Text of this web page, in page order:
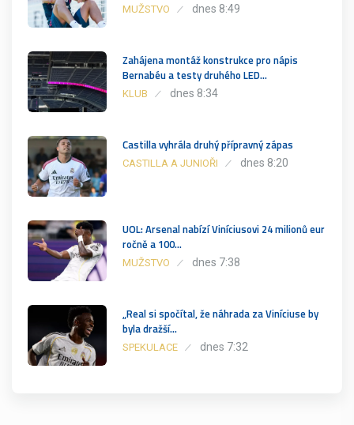
MUŽSTVO dnes 8:49
Zahájena montáž konstrukce pro nápis
Bernabéu a testy druhého LED…
KLUB dnes 8:34
Castilla vyhrála druhý přípravný zápas
CASTILLA A JUNIOŘI dnes 8:20
UOL: Arsenal nabízí Viníciusovi 24 milionů eur
ročně a 100…
MUŽSTVO dnes 7:38
„Real si spočítal, že náhrada za Viníciuse by
byla dražší…
SPEKULACE dnes 7:32